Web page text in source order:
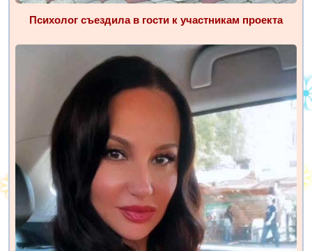
Психолог съездила в гости к участникам проекта